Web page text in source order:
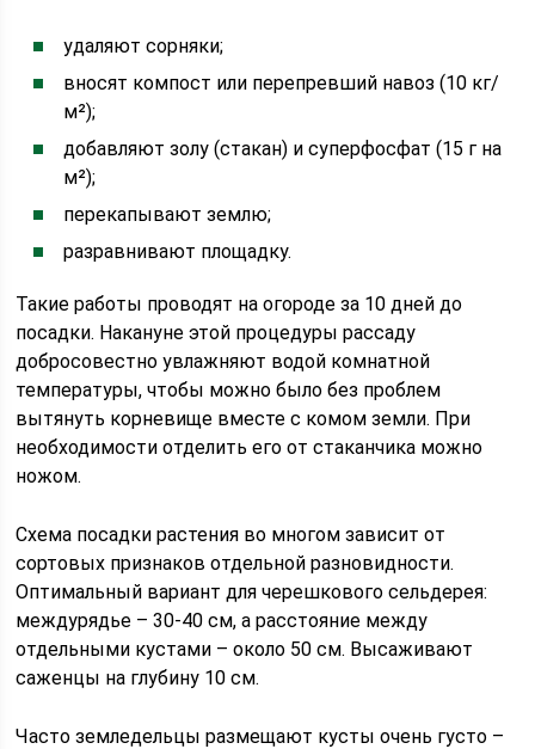
удаляют сорняки;
вносят компост или перепревший навоз (10 кг/
м²);
добавляют золу (стакан) и суперфосфат (15 г на
м²);
перекапывают землю;
разравнивают площадку.
Такие работы проводят на огороде за 10 дней до
посадки. Накануне этой процедуры рассаду
добросовестно увлажняют водой комнатной
температуры, чтобы можно было без проблем
вытянуть корневище вместе с комом земли. При
необходимости отделить его от стаканчика можно
ножом.
Схема посадки растения во многом зависит от
сортовых признаков отдельной разновидности.
Оптимальный вариант для черешкового сельдерея:
междурядье – 30-40 см, а расстояние между
отдельными кустами – около 50 см. Высаживают
саженцы на глубину 10 см.
Часто земледельцы размещают кусты очень густо –